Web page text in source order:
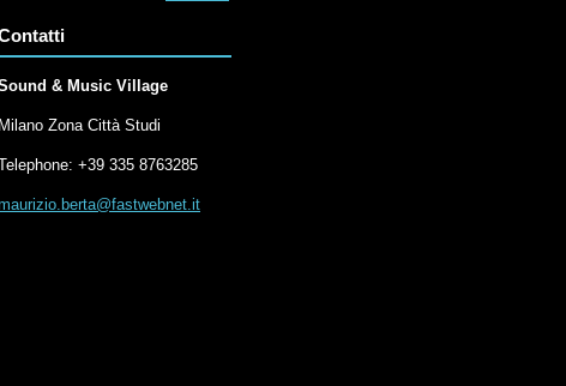
& Music Village
Milano Zona Città Studi
+39 335 8763285
.berta@fastwebnet.it